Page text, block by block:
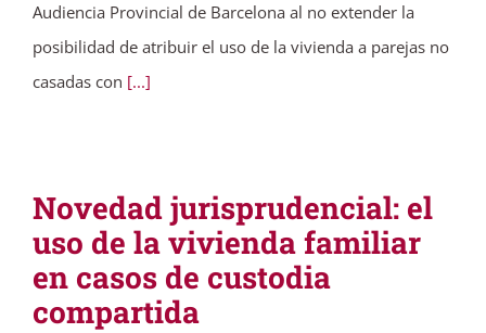
Audiencia Provincial de Barcelona al no extender la
posibilidad de atribuir el uso de la vivienda a parejas no
casadas con [...]
Novedad jurisprudencial: el
uso de la vivienda familiar
en casos de custodia
compartida